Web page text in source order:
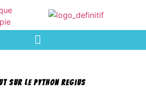
sur le Python regius